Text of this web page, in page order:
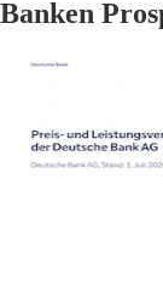
Banken